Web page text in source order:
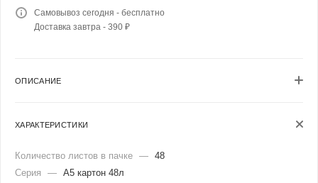
Самовывоз сегодня - бесплатно
Доставка завтра - 390 ₽
ОПИСАНИЕ
ХАРАКТЕРИСТИКИ
Количество листов в пачке — 48
Серия
— А5 картон 48л